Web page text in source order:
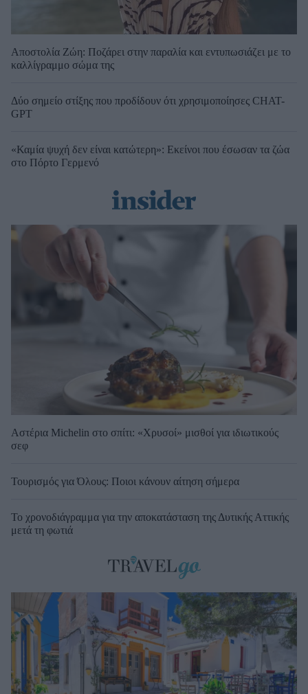
Αποστολία Ζώη: Ποζάρει στην παραλία και εντυπωσιάζει με το
καλλίγραμμο σώμα της
Δύο σημείο στίξης που προδίδουν ότι χρησιμοποίησες CHAT-
GPT
«Καμία ψυχή δεν είναι κατώτερη»: Εκείνοι που έσωσαν τα ζώα
στο Πόρτο Γερμενό
Αστέρια Michelin στο σπίτι: «Χρυσοί» μισθοί για ιδιωτικούς
σεφ
Τουρισμός για Όλους: Ποιοι κάνουν αίτηση σήμερα
Το χρονοδιάγραμμα για την αποκατάσταση της Δυτικής Αττικής
μετά τη φωτιά